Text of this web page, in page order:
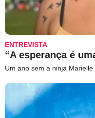
ENTREVISTA
“A esperança é
Um ano sem a ninja